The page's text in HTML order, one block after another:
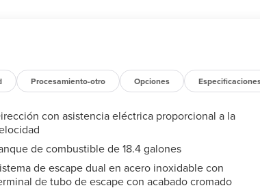
Procesamiento-otro Opciones
con asistencia eléctrica proporcional a la
de combustible de 18.4 galones
de escape dual en acero inoxidable con
de tubo de escape con acabado cromado